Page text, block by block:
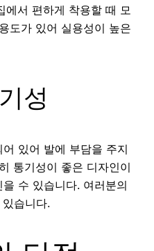
에서 편하게 착용할 때 모
도가 있어 실용성이 높은
성
있어 발에 부담을 주지
통기성이 좋은 디자인이
수 있습니다. 여러분의
습니다.